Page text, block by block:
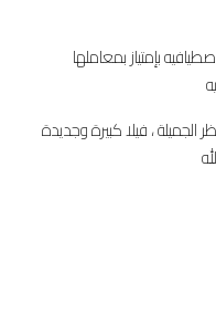
بإمتياز بمعاملها
الجميلة ، فيلا كبيرة وجديدة